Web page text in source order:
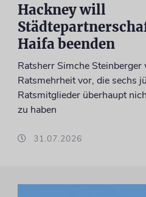
Hackney will
Haifa beenden
Ratsherr Simche
Ratsmehrheit vor, die sechs
Ratsmitglieder überhaupt
zu haben
31.07.2026